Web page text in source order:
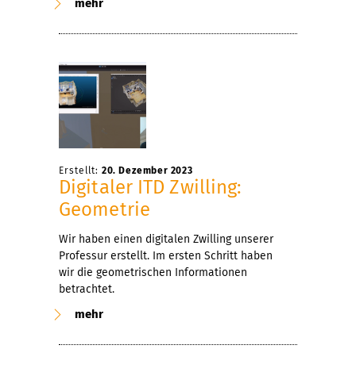
Erstellt: 20. Dezember 2023
Digitaler ITD Zwilling:
Geometrie
Wir haben einen digitalen Zwilling unserer
Professur erstellt. Im ersten Schritt haben
wir die geometrischen Informationen
betrachtet.
mehr